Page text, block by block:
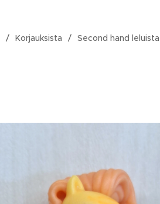
Korjauksista Second hand leluista